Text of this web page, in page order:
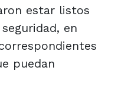
estar listos
en
puedan